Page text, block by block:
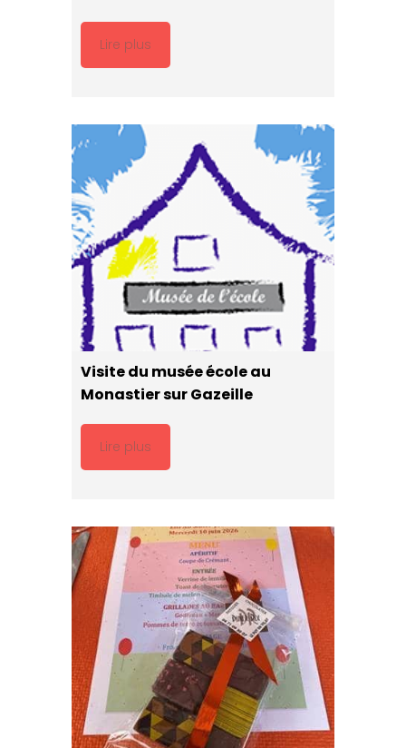
Lire plus
Visite du musée école au
Monastier sur Gazeille
Lire plus